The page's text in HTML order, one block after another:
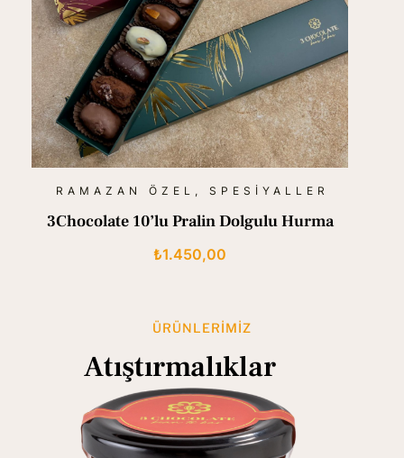
RAMAZAN ÖZEL , SPESIYALLER
3Chocolate 10’lu Pralin Dolgulu Hurma
₺1.450,00
ÜRÜNLERIMIZ
Atıştırmalıklar